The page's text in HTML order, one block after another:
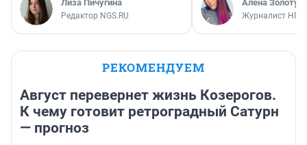
Лиза Пичугина
Редактор NGS.RU
Алёна
Журналист НГС
РЕКОМЕНДУЕМ
Август перевернет жизнь Козерогов.
К чему готовит ретроградный Сатурн
— прогноз